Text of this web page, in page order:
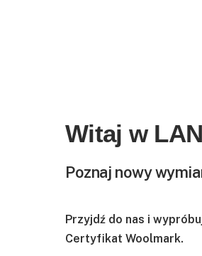
Witaj w
Poznaj nowy
Przyjdź do nas i
Certyfikat Woolmark.